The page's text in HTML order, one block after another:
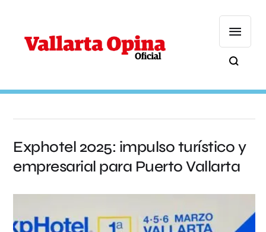
Exphotel 2025: impulso turístico y
empresarial para Puerto Vallarta